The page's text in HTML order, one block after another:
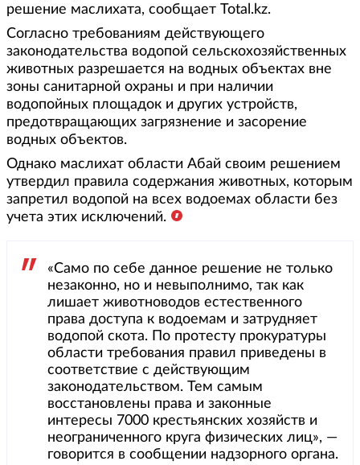
решение маслихата, сообщает Total.kz.
Согласно требованиям действующего
законодательства водопой сельскохозяйственных
животных разрешается на водных объектах вне
зоны санитарной охраны и при наличии
водопойных площадок и других устройств,
предотвращающих загрязнение и засорение
водных объектов.
Однако маслихат области Абай своим решением
утвердил правила содержания животных, которым
запретил водопой на всех водоемах области без
учета этих исключений.
«Само по себе данное решение не только
незаконно, но и невыполнимо, так как
лишает животноводов естественного
права доступа к водоемам и затрудняет
водопой скота. По протесту прокуратуры
области требования правил приведены в
соответствие с действующим
законодательством. Тем самым
восстановлены права и законные
интересы 7000 крестьянских хозяйств и
неограниченного круга физических лиц», —
говорится в сообщении надзорного органа.